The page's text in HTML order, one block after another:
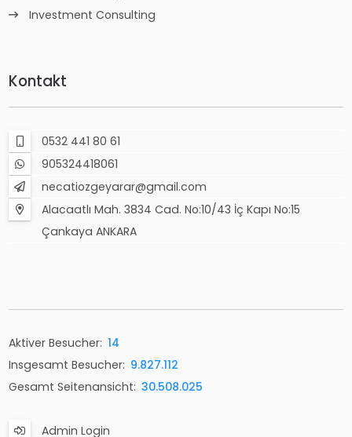
Investment Consulting
Kontakt
0532 441 80 61
905324418061
necatiozgeyarar@gmail.com
Alacaatlı Mah. 3834 Cad. No:10/43 İç Kapı No:15
Çankaya ANKARA
Aktiver Besucher: 14
Insgesamt Besucher: 9.827.112
Gesamt Seitenansicht: 30.508.025
Admin Login